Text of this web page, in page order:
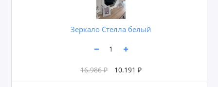
Зеркало Стелла белый
16.986 ₽ 10.191 ₽